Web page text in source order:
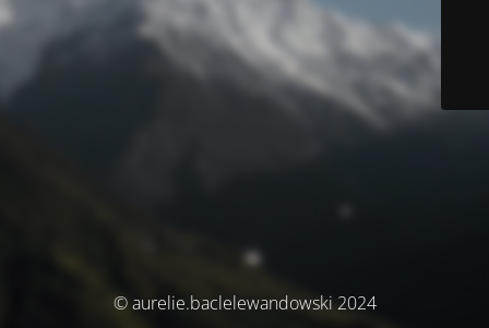
© aurelie.baclelewandowski 2024